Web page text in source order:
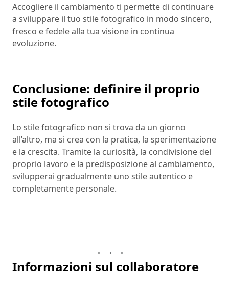
Accogliere il cambiamento ti permette di continuare
a sviluppare il tuo stile fotografico in modo sincero,
fresco e fedele alla tua visione in continua
evoluzione.
Conclusione: definire il proprio
stile fotografico
Lo stile fotografico non si trova da un giorno
all’altro, ma si crea con la pratica, la sperimentazione
e la crescita. Tramite la curiosità, la condivisione del
proprio lavoro e la predisposizione al cambiamento,
svilupperai gradualmente uno stile autentico e
completamente personale.
Informazioni sul collaboratore